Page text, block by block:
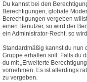
Du kannst bei den
Berechtigungen, globale
Berechtigungen vergeben
einen Benutzer, so wird der
ein Administrator-Recht, so
Standardmäßig kannst du nun
Gruppe erhalten soll. Falls du
du mit „Erweiterte
vornehmen. Es ist allerdings
zu vergeben.